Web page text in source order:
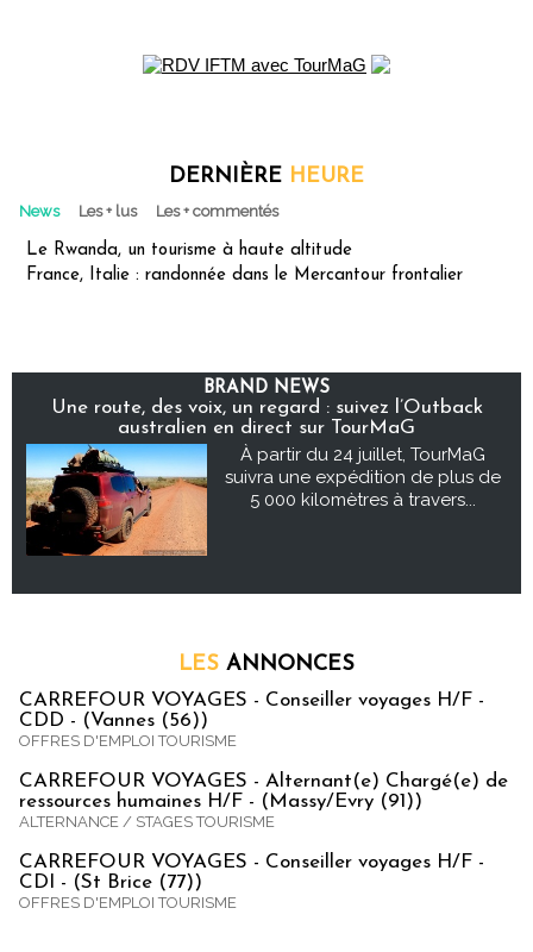
DERNIÈRE HEURE
News Les + lus Les + commentés
Le Rwanda, un tourisme à haute altitude
France, Italie : randonnée dans le Mercantour frontalier
BRAND NEWS
Une route, des voix, un regard : suivez l’Outback
australien en direct sur TourMaG
À partir du 24 juillet, TourMaG
suivra une expédition de plus de
5 000 kilomètres à travers...
LES ANNONCES
CARREFOUR VOYAGES - Conseiller voyages H/F -
CDD - (Vannes (56))
OFFRES D'EMPLOI TOURISME
CARREFOUR VOYAGES - Alternant(e) Chargé(e) de
ressources humaines H/F - (Massy/Evry (91))
ALTERNANCE / STAGES TOURISME
CARREFOUR VOYAGES - Conseiller voyages H/F -
CDI - (St Brice (77))
OFFRES D'EMPLOI TOURISME